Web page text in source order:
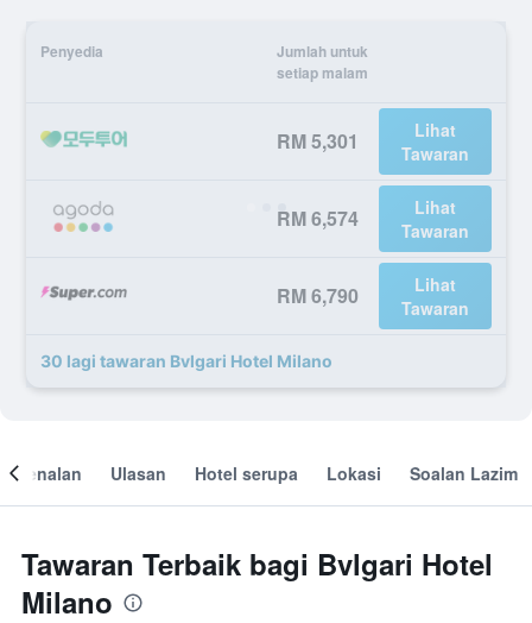
Penyedia
Jumlah untuk
setiap malam
RM 5,301
Lihat
Tawaran
RM 6,574
Lihat
Tawaran
RM 6,790
Lihat
Tawaran
30 lagi tawaran Bvlgari Hotel Milano
Ulasan Hotel serupa Lokasi Soalan Lazim
Tawaran Terbaik bagi Bvlgari Hotel
Milano